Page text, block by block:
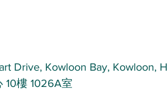
Drive, Kowloon Bay, Kowloon,
10樓 1026A室